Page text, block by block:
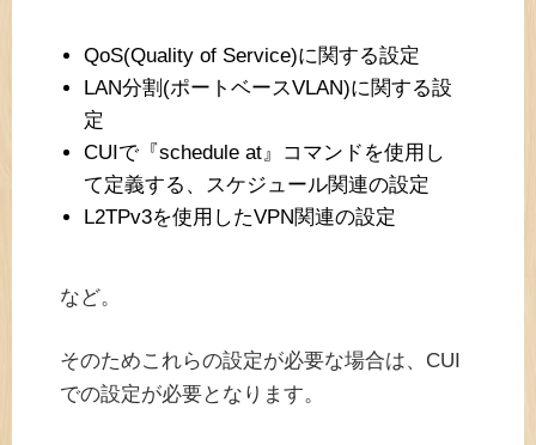
QoS(Quality of Service)に関する設定
LAN分割(ポートベースVLAN)に関する設
定
CUIで『schedule at』コマンドを使用し
て定義する、スケジュール関連の設定
L2TPv3を使用したVPN関連の設定
など。
そのためこれらの設定が必要な場合は、CUI
での設定が必要となります。